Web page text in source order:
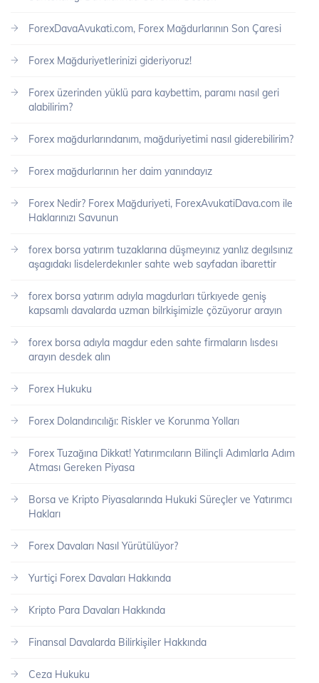
ForexDavaAvukati.com, Forex Mağdurlarının Son Çaresi
Forex Mağduriyetlerinizi gideriyoruz!
Forex üzerinden yüklü para kaybettim, paramı nasıl geri
alabilirim?
Forex mağdurlarındanım, mağduriyetimi nasıl giderebilirim?
Forex mağdurlarının her daim yanındayız
Forex Nedir? Forex Mağduriyeti, ForexAvukatiDava.com ile
Haklarınızı Savunun
forex borsa yatırım tuzaklarına düşmeyınız yanlız degılsınız
aşagıdakı lisdelerdekınler sahte web sayfadan ibarettir
forex borsa yatırım adıyla magdurları türkıyede geniş
kapsamlı davalarda uzman bilrkişimizle çözüyorur arayın
forex borsa adıyla magdur eden sahte firmaların lısdesı
arayın desdek alın
Forex Hukuku
Forex Dolandırıcılığı: Riskler ve Korunma Yolları
Forex Tuzağına Dikkat! Yatırımcıların Bilinçli Adımlarla Adım
Atması Gereken Piyasa
Borsa ve Kripto Piyasalarında Hukuki Süreçler ve Yatırımcı
Hakları
Forex Davaları Nasıl Yürütülüyor?
Yurtiçi Forex Davaları Hakkında
Kripto Para Davaları Hakkında
Finansal Davalarda Bilirkişiler Hakkında
Ceza Hukuku